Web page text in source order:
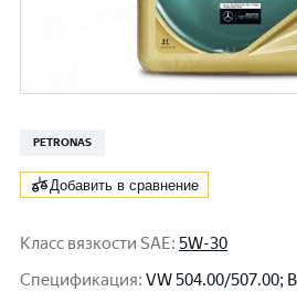
PETRONAS
Добавить в сравнение
Класс вязкости SAE: 5W-30
Спецификация: VW 504.00/507.00;